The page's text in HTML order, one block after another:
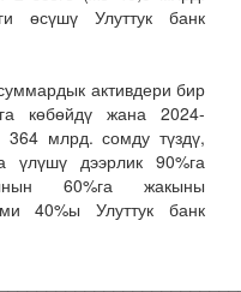
өсүшү Улуттук банк
активдери бир
көбөйдү жана 2024-
млрд. сомду түздү,
дээрлик 90%га
60%га жакыны
40%ы Улуттук банк